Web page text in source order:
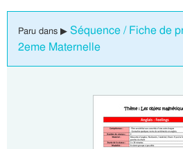
Paru dans ▶ Séquence / Fiche de
2eme Maternelle